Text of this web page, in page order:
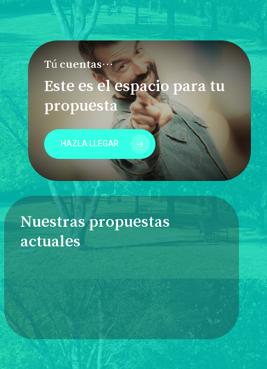
Tú cuentas…
Este es el espacio para tu
propuesta
HAZLA LLEGAR
Nuestras propuestas
actuales